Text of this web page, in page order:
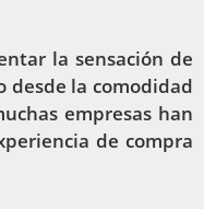
la sensación de
desde la comodidad
empresas han
de compra